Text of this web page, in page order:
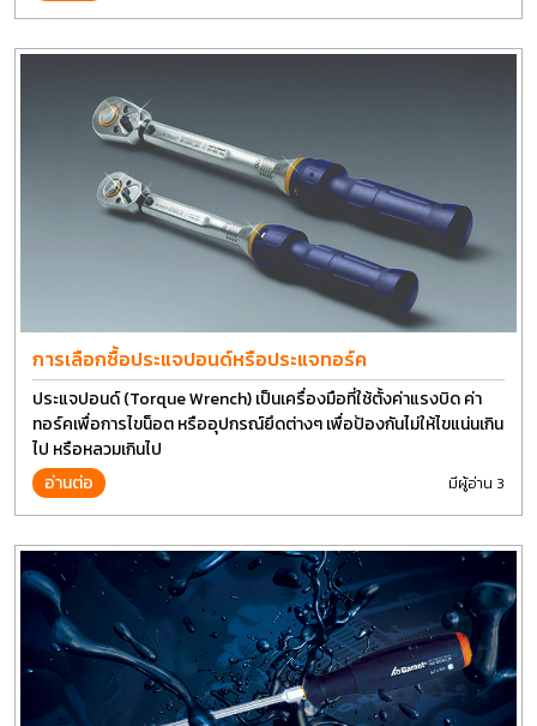
การเลือกซื้อประแจปอนด์หรือประแจทอร์ค
ประแจปอนด์ (Torque Wrench) เป็นเครื่องมือที่ใช้ตั้งค่าแรงบิด ค่า
ทอร์คเพื่อการไขน็อต หรืออุปกรณ์ยึดต่างๆ เพื่อป้องกันไม่ให้ไขแน่นเกิน
ไป หรือหลวมเกินไป
อ่านต่อ
มีผู้อ่าน 3